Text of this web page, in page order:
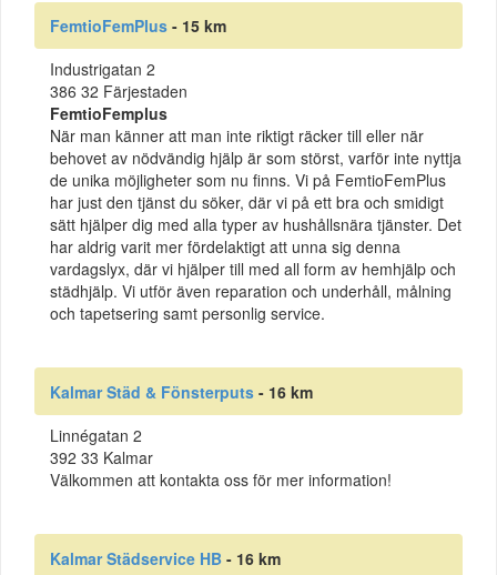
FemtioFemPlus - 15 km
Industrigatan 2
386 32 Färjestaden
FemtioFemplus
När man känner att man inte riktigt räcker till eller när
behovet av nödvändig hjälp är som störst, varför inte nyttja
de unika möjligheter som nu finns. Vi på FemtioFemPlus
har just den tjänst du söker, där vi på ett bra och smidigt
sätt hjälper dig med alla typer av hushållsnära tjänster. Det
har aldrig varit mer fördelaktigt att unna sig denna
vardagslyx, där vi hjälper till med all form av hemhjälp och
städhjälp. Vi utför även reparation och underhåll, målning
och tapetsering samt personlig service.
Kalmar Städ & Fönsterputs - 16 km
Linnégatan 2
392 33 Kalmar
Välkommen att kontakta oss för mer information!
Kalmar Städservice HB - 16 km